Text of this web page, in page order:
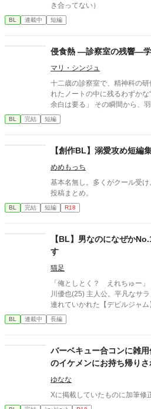
き合ってない）
BL 連載中 短編
侵食熱 ―診察室の残響―学
マリ・シンジュ
十二歳の診察室で、精神科の
れたノートの中に残るわずかな“余白”へ触
余白は要る」 その瞬間から、羽生の内部には説明できない熱が残
り続ける。 六年後。 主治医として再会した新城は、羽生のリスト
カットの瘢痕に触れた瞬間、自
が、診察後も神経へ残り続ける。 記録、管理、境界。 本来切
されるはずだった二人は、呼
っていく。 学生×医師 年齢差／年下攻め／男前受け 静かな狂気と
身体感覚の侵食を描く、ダー
BL 完結 短編
【創作BL】溺愛攻め短編
めめもっち
基本名無し。多くがクール受
投稿まとめ。
BL 完結 短編 R18
【BL】男なのになぜか
す
猫足
「俺としとく？ えれちゅー」
川優也(25) 主人公。平凡なサ
連れていかれた【デビルジャ
出会ったのが運の尽き。 碧スバル(21) 指名ナンバーワンの美形ホ
スト。自称博愛主義者。優也に
金払ってどーすんだよ！」 「
の……？」 冗談？本気？二人の結末は？ 美形病みホス×平凡サラ
リーマンの、友情か愛情かよくわからな
載再開に向けて、超大幅加筆修
皆様にはご迷惑をおかけしま
で、少しでも楽しんでいただけ
BL 連載中 長編
バーベキュー合コンに雑
のイケメンにお持ち帰り
ゆなな
Xに掲載していたものに加筆修